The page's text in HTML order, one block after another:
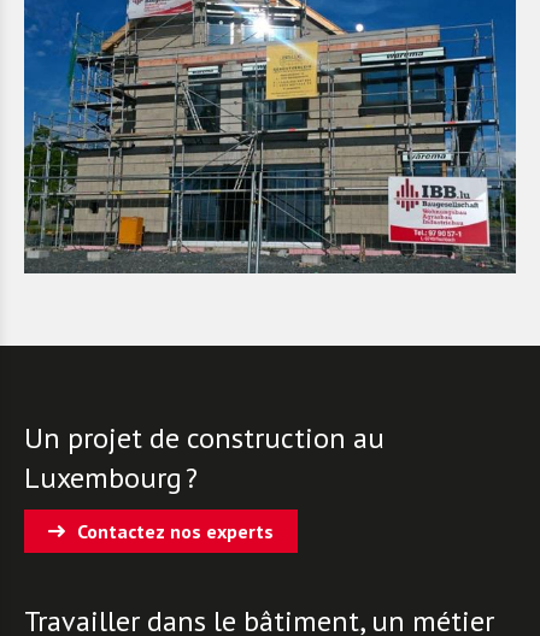
Un projet de construction au
Luxembourg ?
Contactez nos experts
Travailler dans le bâtiment, un métier